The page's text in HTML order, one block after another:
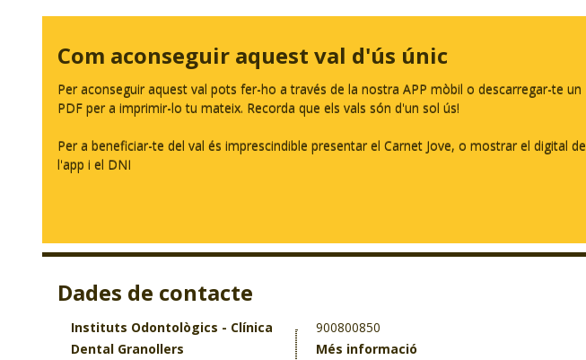
Com aconseguir aquest val d'ús únic
Per aconseguir aquest val pots fer-ho a través de la nostra APP mòbil o descarregar-te un
PDF per a imprimir-lo tu mateix. Recorda que els vals són d'un sol ús!
Per a beneficiar-te del val és imprescindible presentar el Carnet Jove, o mostrar el digital de
l'app i el DNI
Dades de contacte
Instituts Odontològics - Clínica
Dental Granollers
900800850
Més informació